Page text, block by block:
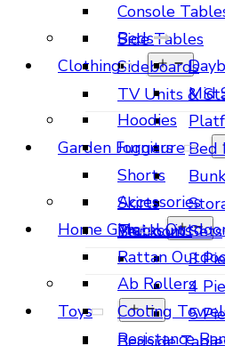
Console
Side Tables
Sideboards
TV Units &
Beds
Mid
Bed
Bedroom Sets
3
4
5
Bedside
Clothing
Open
menu
Hoodies
Joggers
Shorts
Skirts
Tracksuits
Garden Furniture
Accessories
Metal
Rattan
Home Gym
Ab Rollers
Cooling
Resistance
Toys
Open
menu